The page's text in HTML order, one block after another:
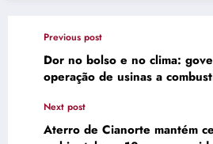
Previous post
Dor no bolso e no clima:
operação de usinas a
Next post
Aterro de Cianorte mantém